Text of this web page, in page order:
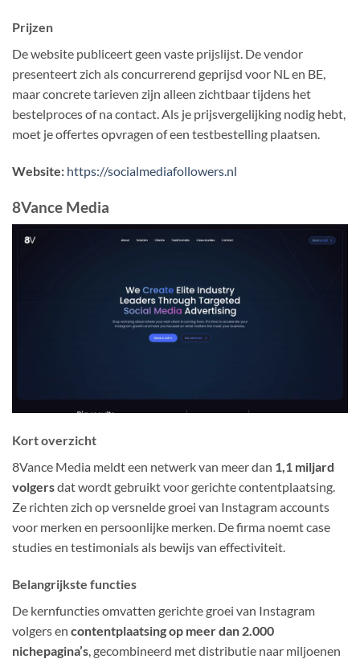
Prijzen
De website publiceert geen vaste prijslijst. De vendor
presenteert zich als concurrerend geprijsd voor NL en BE,
maar concrete tarieven zijn alleen zichtbaar tijdens het
bestelproces of na contact. Als je prijsvergelijking nodig hebt,
moet je offertes opvragen of een testbestelling plaatsen.
Website: https://socialmediafollowers.nl
8Vance Media
Kort overzicht
8Vance Media meldt een netwerk van meer dan 1,1 miljard
volgersdat wordt gebruikt voor gerichte contentplaatsing.
Ze richten zich op versnelde groei van Instagram accounts
voor merken en persoonlijke merken. De firma noemt case
studies en testimonials als bewijs van effectiviteit.
Belangrijkste functies
De kernfuncties omvatten gerichte groei van Instagram
volgers en contentplaatsing op meer dan 2.000
nichepagina’s, gecombineerd met distributie naar miljoenen